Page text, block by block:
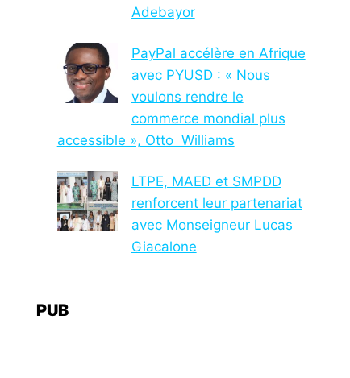
Adebayor
PayPal accélère en Afrique
avec PYUSD : « Nous
voulons rendre le
commerce mondial plus
accessible », Otto Williams
LTPE, MAED et SMPDD
renforcent leur partenariat
avec Monseigneur Lucas
Giacalone
PUB